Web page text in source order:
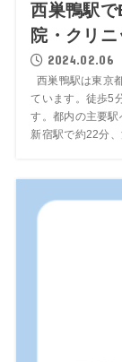
西巣鴨駅
院・クリ
2024.02.06
西巣鴨駅は東京
ています。徒歩5
す。都内の主要
新宿駅で約22分、